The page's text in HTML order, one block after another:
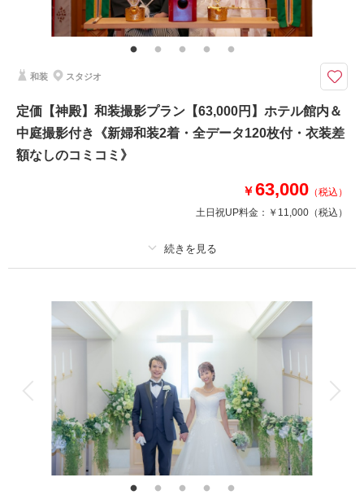
ご新婦様ヘアスタイルは洋髪orかつら綿帽子orかつら角隠し（新婦衣裳は差
額なしで選べます ホテル館内撮影使用料（神殿使用料）含む
◎前撮りやフォトウェディングに！ホテル内での神殿撮影が叶う！天候に左
右されなくて安心撮影後に和食・中華の会食会のご案内も可能です
●新郎新婦和装各１着
●ご新婦様は白無垢・色打掛・黒引振袖より1点
●撮影場所：ホテル館内（神殿・中庭付）
●データ80カット
和装 スタジオ
定価【神殿】和装撮影プラン【63,000円】ホテル館内＆
中庭撮影付き《新婦和装2着・全データ120枚付・衣装差
額なしのコミコミ》
￥63,000 （税込）
土日祝UP料金： ￥11,000 （税込）
撮影料 新郎衣装1着
着付け 小物一式
データ 120 カット
衣装追加 挙式
家族と撮影 家族用衣装レンタル ペットと撮影
その他含むもの
ご新婦様ヘアスタイルは洋髪orかつら綿帽子orかつら角隠し（新婦衣裳は差
額なしで選べます）